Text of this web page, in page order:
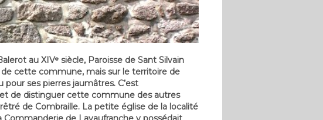
au XIVᵉ siècle, Paroisse de Sant Silvain
de cette commune, mais sur le territoire de
ses pierres jaumâtres. C’est
de distinguer cette commune des autres
de Combraille. La petite église de la localité